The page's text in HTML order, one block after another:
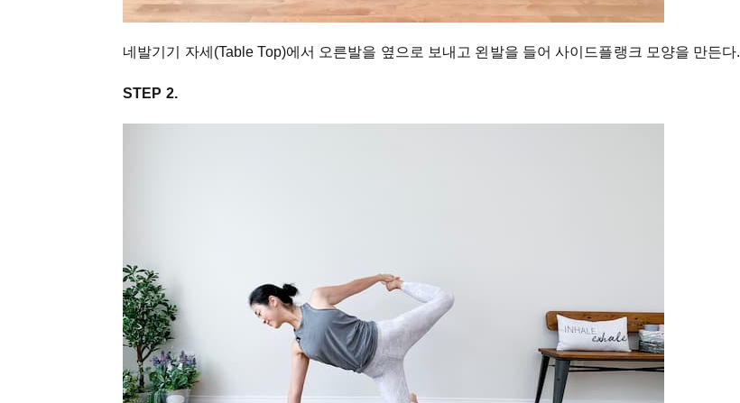
네발기기 자세(Table Top)에서 오른발을 옆으로 보내고 왼발을 들어 사이드플랭크 모양을 만든다.
STEP 2.